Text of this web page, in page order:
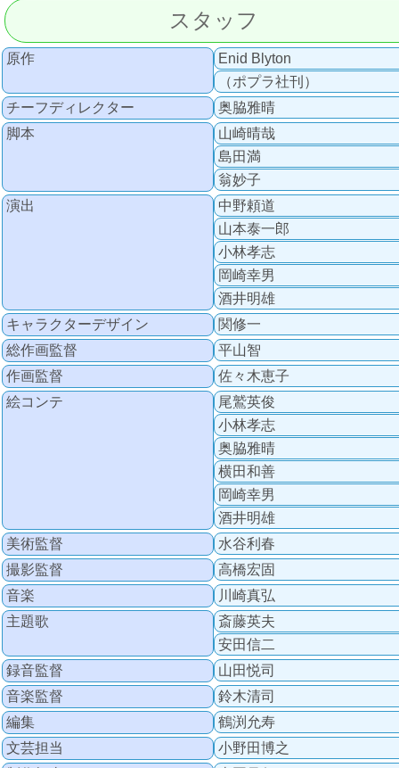
スタッフ
原作
Enid Blyton
（ポプラ社刊）
チーフディレクター
奥脇雅晴
脚本
山崎晴哉
島田満
翁妙子
演出
中野頼道
山本泰一郎
小林孝志
岡崎幸男
酒井明雄
キャラクターデザイン
関修一
総作画監督
平山智
作画監督
佐々木恵子
絵コンテ
尾鷲英俊
小林孝志
奥脇雅晴
横田和善
岡崎幸男
酒井明雄
美術監督
水谷利春
撮影監督
高橋宏固
音楽
川崎真弘
主題歌
斎藤英夫
安田信二
録音監督
山田悦司
音楽監督
鈴木清司
編集
鶴渕允寿
文芸担当
小野田博之